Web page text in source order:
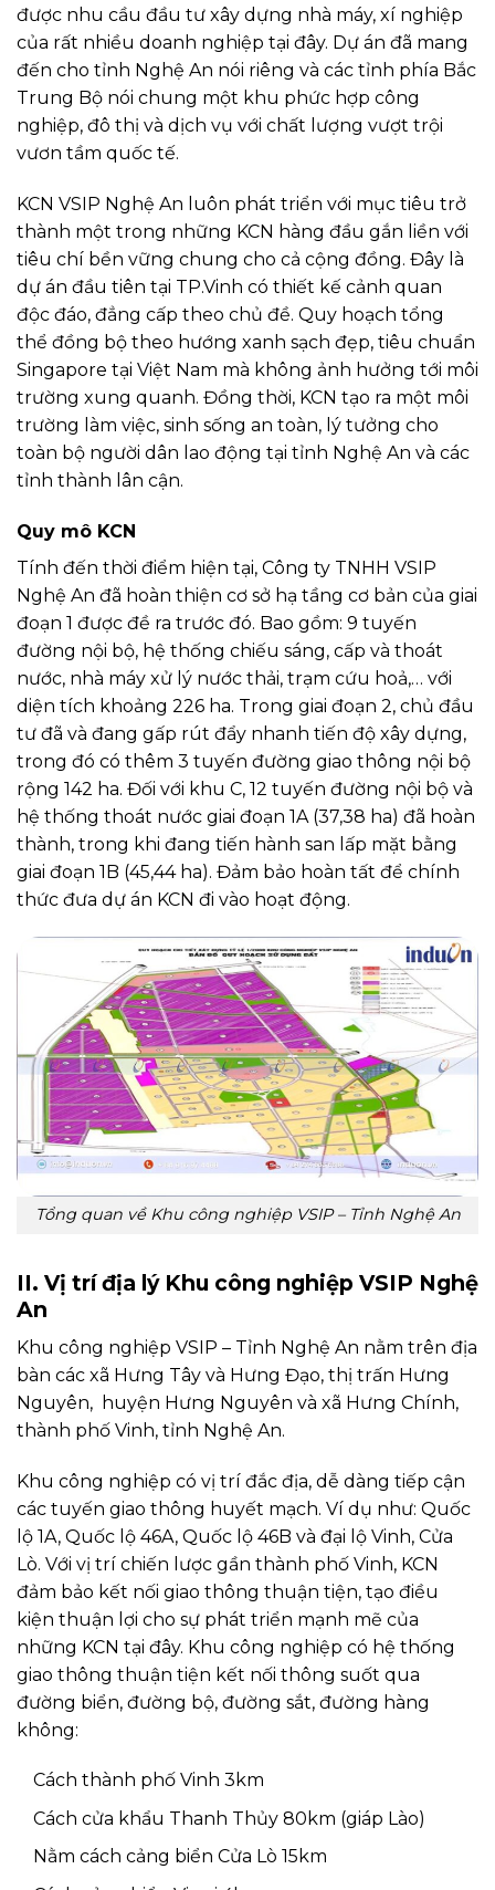
được nhu cầu đầu tư xây dựng nhà máy, xí nghiệp
của rất nhiều doanh nghiệp tại đây. Dự án đã mang
đến cho tỉnh Nghệ An nói riêng và các tỉnh phía Bắc
Trung Bộ nói chung một khu phức hợp công
nghiệp, đô thị và dịch vụ với chất lượng vượt trội
vươn tầm quốc tế.
KCN VSIP Nghệ An luôn phát triển với mục tiêu trở
thành một trong những KCN hàng đầu gắn liền với
tiêu chí bền vững chung cho cả cộng đồng. Đây là
dự án đầu tiên tại TP.Vinh có thiết kế cảnh quan
độc đáo, đẳng cấp theo chủ đề. Quy hoạch tổng
thể đồng bộ theo hướng xanh sạch đẹp, tiêu chuẩn
Singapore tại Việt Nam mà không ảnh hưởng tới môi
trường xung quanh. Đồng thời, KCN tạo ra một môi
trường làm việc, sinh sống an toàn, lý tưởng cho
toàn bộ người dân lao động tại tỉnh Nghệ An và các
tỉnh thành lân cận.
Quy mô KCN
Tính đến thời điểm hiện tại, Công ty TNHH VSIP
Nghệ An đã hoàn thiện cơ sở hạ tầng cơ bản của giai
đoạn 1 được đề ra trước đó. Bao gồm: 9 tuyến
đường nội bộ, hệ thống chiếu sáng, cấp và thoát
nước, nhà máy xử lý nước thải, trạm cứu hoả,… với
diện tích khoảng 226 ha. Trong giai đoạn 2, chủ đầu
tư đã và đang gấp rút đẩy nhanh tiến độ xây dựng,
trong đó có thêm 3 tuyến đường giao thông nội bộ
rộng 142 ha. Đối với khu C, 12 tuyến đường nội bộ và
hệ thống thoát nước giai đoạn 1A (37,38 ha) đã hoàn
thành, trong khi đang tiến hành san lấp mặt bằng
giai đoạn 1B (45,44 ha). Đảm bảo hoàn tất để chính
thức đưa dự án KCN đi vào hoạt động.
Tổng quan về Khu công nghiệp VSIP – Tỉnh Nghệ An
II. Vị trí địa lý Khu công nghiệp VSIP Nghệ
An
Khu công nghiệp VSIP – Tỉnh Nghệ An nằm trên địa
bàn các xã Hưng Tây và Hưng Đạo, thị trấn Hưng
Nguyên, huyện Hưng Nguyên và xã Hưng Chính,
thành phố Vinh, tỉnh Nghệ An.
Khu công nghiệp có vị trí đắc địa, dễ dàng tiếp cận
các tuyến giao thông huyết mạch. Ví dụ như: Quốc
lộ 1A, Quốc lộ 46A, Quốc lộ 46B và đại lộ Vinh, Cửa
Lò. Với vị trí chiến lược gần thành phố Vinh, KCN
đảm bảo kết nối giao thông thuận tiện, tạo điều
kiện thuận lợi cho sự phát triển mạnh mẽ của
những KCN tại đây. Khu công nghiệp có hệ thống
giao thông thuận tiện kết nối thông suốt qua
đường biển, đường bộ, đường sắt, đường hàng
không:
Cách thành phố Vinh 3km
Cách cửa khẩu Thanh Thủy 80km (giáp Lào)
Nằm cách cảng biển Cửa Lò 15km